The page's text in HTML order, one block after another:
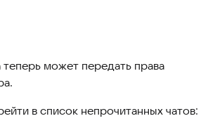
теперь может передать права
в список непрочитанных чатов: